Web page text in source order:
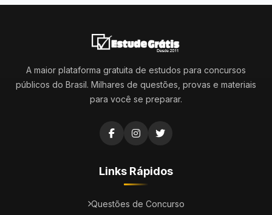
A maior plataforma gratuita de estudos para concursos
públicos do Brasil. Milhares de questões, provas e materiais
para você se preparar.
Links Rápidos
Questões de Concurso